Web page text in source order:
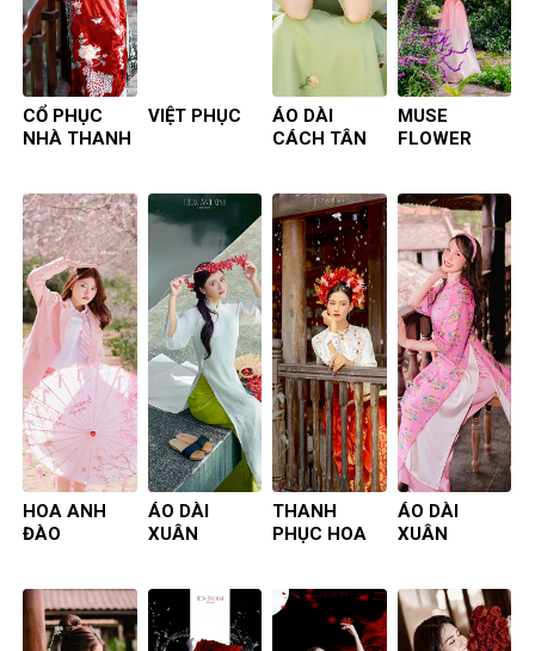
CỔ PHỤC
NHÀ THANH
VIỆT PHỤC
ÁO DÀI
CÁCH TÂN
MUSE
FLOWER
HOA ANH
ĐÀO
ÁO DÀI
XUÂN
THANH
PHỤC HOA
ÁO DÀI
XUÂN